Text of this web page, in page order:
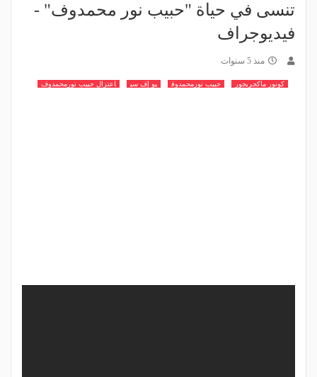
تنسى في حياة "حبيب نور محمدوف" -
فيديوجراف
منذ 5 سنوات
كونور ماكجريجور حبيب نورمحمدوف يو إف سي اعتزال حبيب نورمحمدوف